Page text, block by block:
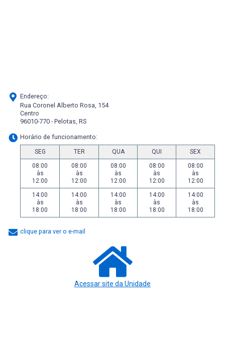
Endereço:
Rua Coronel Alberto Rosa, 154
Centro
96010-770 - Pelotas, RS
Horário de funcionamento:
SEG TER QUA QUI
SEX
08:00
às
12:00
08:00
às
12:00
08:00
às
12:00
08:00
às
12:00
08:00
às
12:00
14:00
às
18:00
14:00
às
18:00
14:00
às
18:00
14:00
às
18:00
14:00
às
18:00
clique para ver o e-mail
Acessar site da Unidade